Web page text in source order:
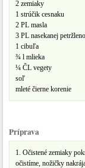
2 zemiaky
1 strúčik cesnaku
2 PL masla
3 PL nasekanej
1 cibuľa
¾ l mlieka
¼ ČL vegety
soľ
mleté čierne korenie
Príprava
1. Očistené zemiaky
očistíme, nožičky